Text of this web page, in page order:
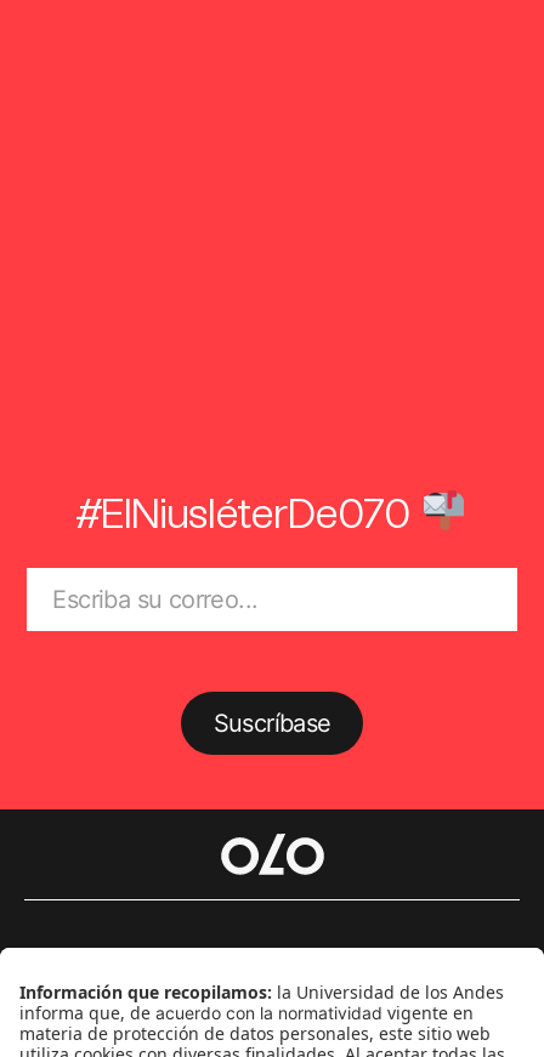
#ElNiusléterDe070
Suscríbase
Política
Cultura